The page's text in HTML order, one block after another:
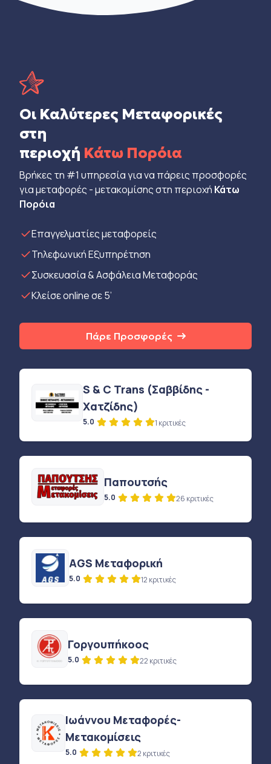
Οι Καλύτερες Μεταφορικές
στη
περιοχή Κάτω Πορόια
Βρήκες τη #1 υπηρεσία για να πάρεις προσφορές
για μεταφορές - μετακομίσης στη περιοχή Κάτω
Πορόια
Eπαγγελματίες μεταφορείς
Τηλεφωνική Εξυπηρέτηση
Συσκευασία & Ασφάλεια Μεταφοράς
Κλείσε online σε 5’
Πάρε Προσφορές
S & C Trans (Σαββίδης -
Χατζίδης)
5.0 1 κριτικές
Παπουτσής
5.0 26 κριτικές
AGS Μεταφορική
5.0 12 κριτικές
Γοργουπήκοος
5.0 22 κριτικές
Ιωάννου Μεταφορές-
Μετακομίσεις
5.0 2 κριτικές